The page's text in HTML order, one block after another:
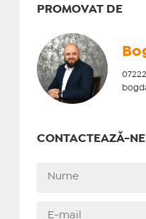
PROMOVAT DE
CONTACTEAZĂ-NE